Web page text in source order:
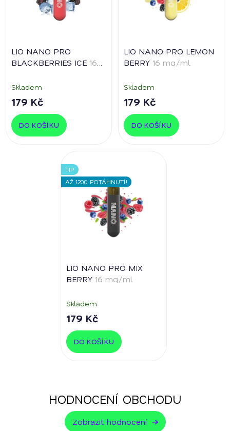
LIO NANO PRO
BLACKBERRIES ICE 16
Skladem
179 Kč
DO KOŠÍKU
LIO NANO PRO LEMON
BERRY 16 mg/ml
Skladem
179 Kč
DO KOŠÍKU
TIP
AŽ 1200 POTÁHNUTÍ!
LIO NANO PRO MIX
BERRY 16 mg/ml
Skladem
179 Kč
DO KOŠÍKU
HODNOCENÍ OBCHODU
Zobrazit hodnocení